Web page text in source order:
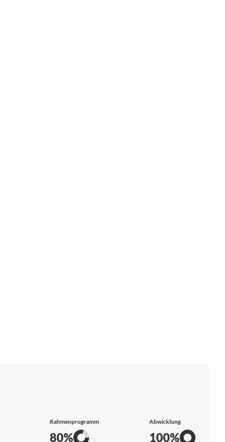
Rahmenprogramm
80%
Abwicklung
100%